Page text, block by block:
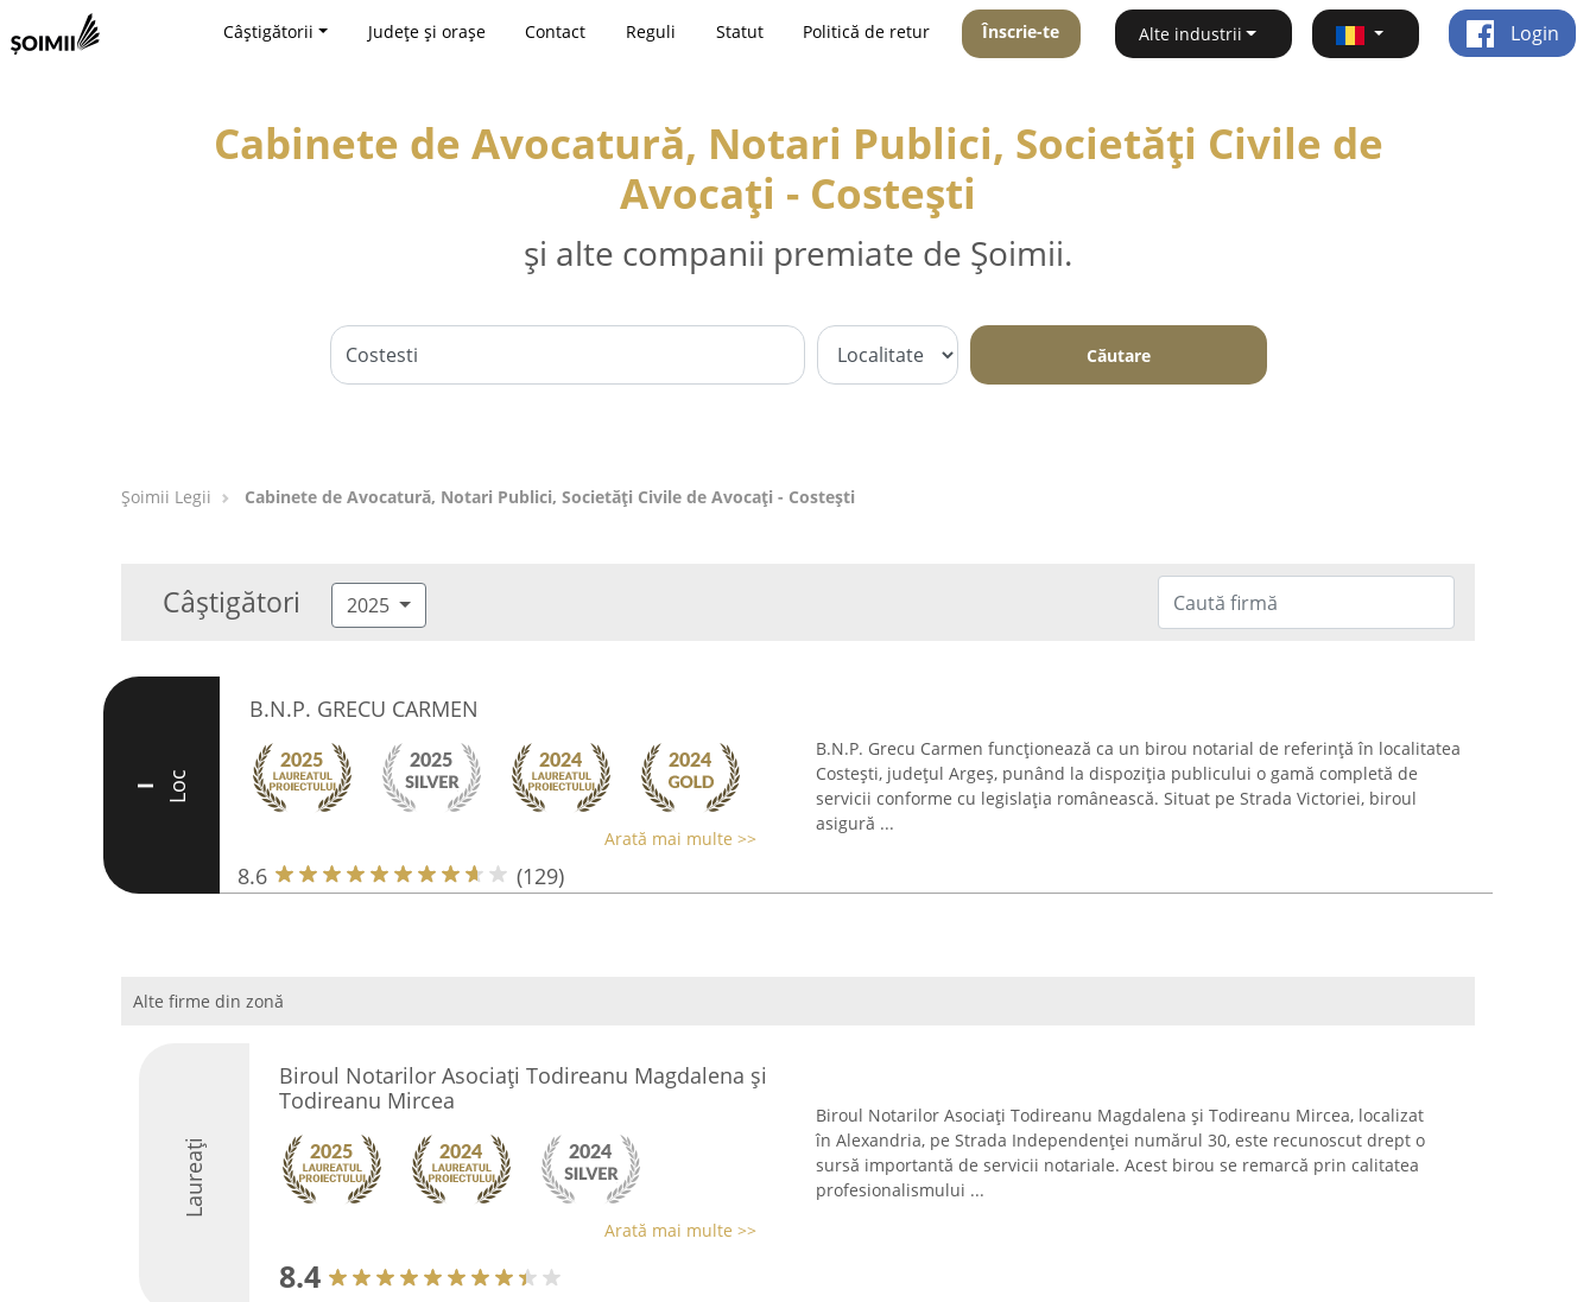
Câștigătorii Județe și orașe Contact Reguli Statut Politică de retur Înscrie-te Alte industrii Login
Cabinete de Avocatură, Notari Publici, Societăți Civile de
Avocați - Costeşti
și alte companii premiate de Șoimii.
Căutare
Șoimii Legii Cabinete de Avocatură, Notari Publici, Societăți Civile de Avocați - Costeşti
Câștigători 2025
I Loc
B.N.P. GRECU CARMEN
Arată mai multe >>
8.6 (129)
B.N.P. Grecu Carmen funcționează ca un birou notarial de referință în localitatea
Costești, județul Argeș, punând la dispoziția publicului o gamă completă de
servicii conforme cu legislația românească. Situat pe Strada Victoriei, biroul
asigură ...
Alte firme din zonă
Laureați
Biroul Notarilor Asociaţi Todireanu Magdalena și
Todireanu Mircea
Arată mai multe >>
8.4
Biroul Notarilor Asociaţi Todireanu Magdalena și Todireanu Mircea, localizat
în Alexandria, pe Strada Independenței numărul 30, este recunoscut drept o
sursă importantă de servicii notariale. Acest birou se remarcă prin calitatea
profesionalismului ...